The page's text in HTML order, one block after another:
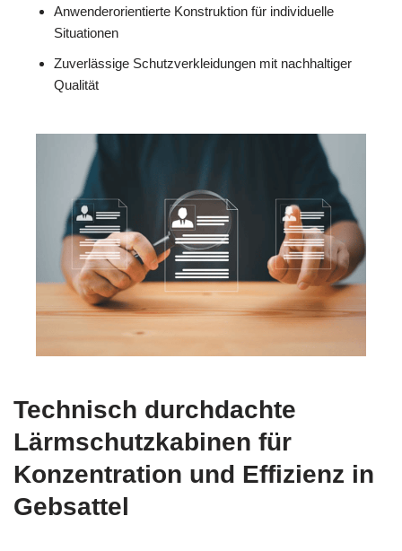
Anwenderorientierte Konstruktion für individuelle
Situationen
Zuverlässige Schutzverkleidungen mit nachhaltiger
Qualität
Technisch durchdachte
Lärmschutzkabinen für
Konzentration und Effizienz in
Gebsattel